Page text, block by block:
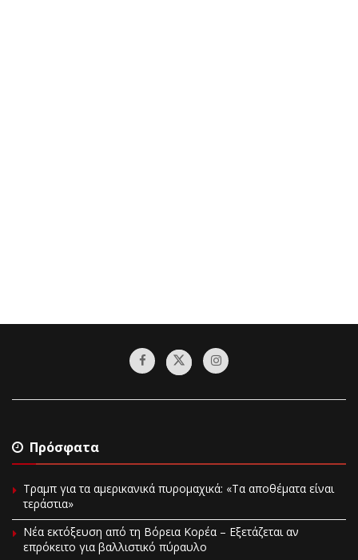
Πρόσφατα
Τραμπ για τα αμερικανικά πυρομαχικά: «Τα αποθέματα είναι
τεράστια»
Νέα εκτόξευση από τη Βόρεια Κορέα – Εξετάζεται αν
επρόκειτο για βαλλιστικό πύραυλο